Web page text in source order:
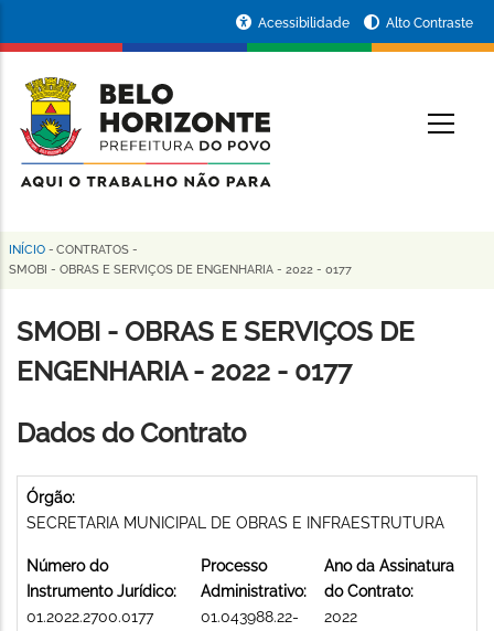
conteúdo
principal
da
Prefeitura
de
Horizonte
Acessibilidade Alto Contraste
Trilha
navegação
INÍCIO - CONTRATOS -
SMOBI - OBRAS E SERVIÇOS DE ENGENHARIA - 2022 - 0177
SMOBI - OBRAS E SERVIÇOS DE
ENGENHARIA - 2022 - 0177
Dados do Contrato
Órgão:
SECRETARIA MUNICIPAL DE OBRAS E INFRAESTRUTURA
Número do
Instrumento Jurídico:
01.2022.2700.0177
Processo
Administrativo:
01.043988.22-
Ano da Assinatura
do Contrato:
2022